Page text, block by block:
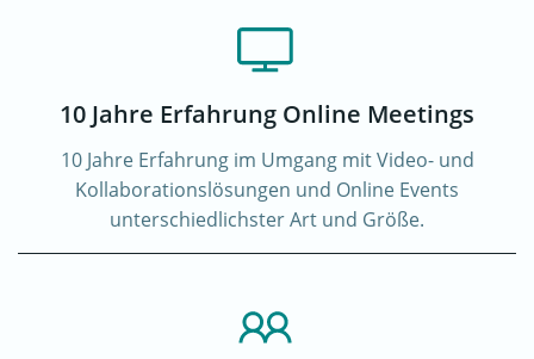
10 Jahre Erfahrung Online Meetings
10 Jahre Erfahrung im Umgang mit Video- und
Kollaborationslösungen und Online Events
unterschiedlichster Art und Größe.